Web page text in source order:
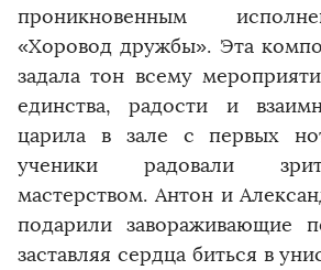
проникновенным
«Хоровод дружбы». Эта
задала тон всему
единства, радости и
царила в зале с первых
ученики радовали
мастерством. Антон и
подарили завораживающие
заставляя сердца биться в